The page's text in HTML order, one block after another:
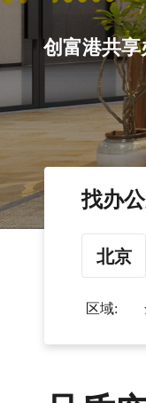
创富港共享
找办
北京
区域: